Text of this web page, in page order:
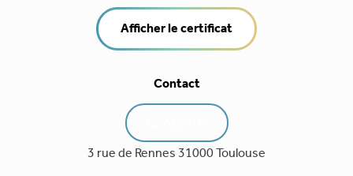
Afficher le certificat
Contact
3 rue de Rennes 31000 Toulouse